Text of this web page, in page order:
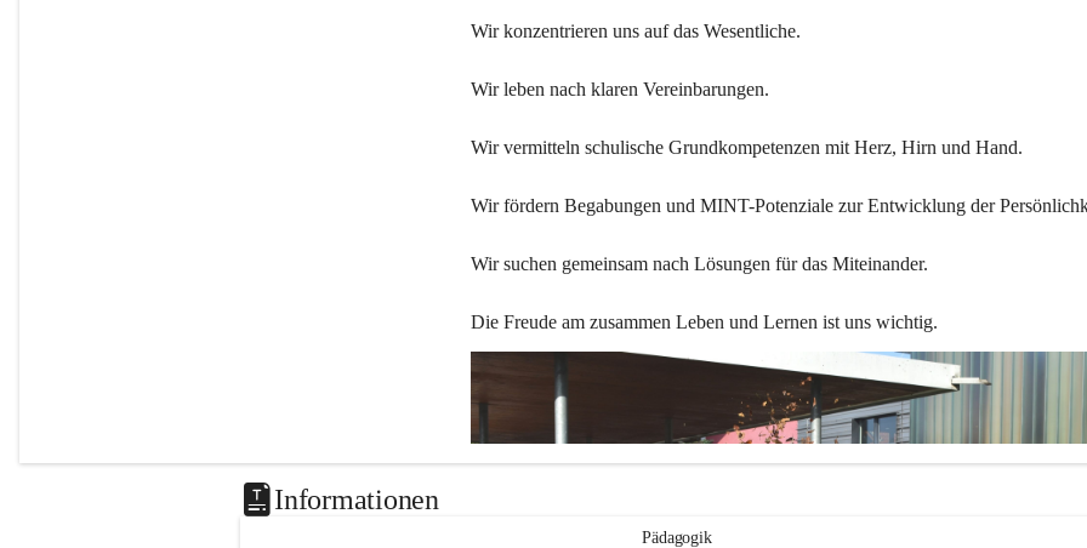
Wir konzentrieren uns auf das Wesentliche.
Wir leben nach klaren Vereinbarungen.
Wir vermitteln schulische Grundkompetenzen mit Herz, Hirn und Hand.
Wir fördern Begabungen und MINT-Potenziale zur Entwicklung der
Wir suchen gemeinsam nach Lösungen für das Miteinander.
Die Freude am zusammen Leben und Lernen ist uns wichtig.
Informationen
Pädagogik